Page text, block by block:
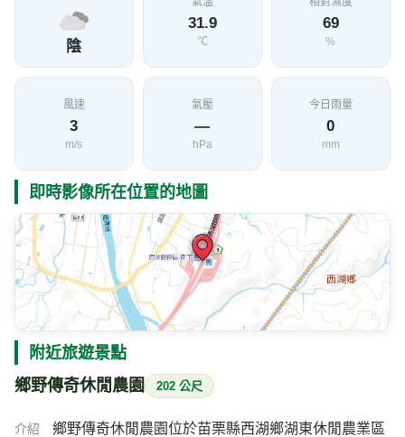
陰
31.9
℃
69
%
風速
3
m/s
氣壓
—
hPa
今日雨量
0
mm
即時影像所在位置的地圖
附近旅遊景點
鄉野傳奇休閒農園 202 公尺
介紹
鄉野傳奇休閒農園位於苗栗縣西湖鄉湖東休閒農業區